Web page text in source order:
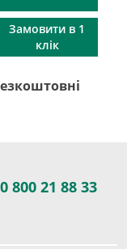
Замовити в 1
клік
0 800 21 88 33